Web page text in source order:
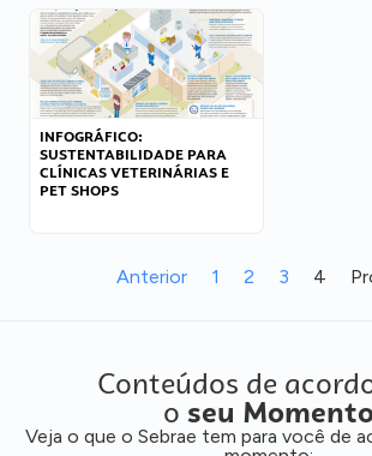
INFOGRÁFICO:
SUSTENTABILIDADE PARA
CLÍNICAS VETERINÁRIAS E
PET SHOPS
Anterior 1 2 3 4
Conteúdos de
o seu
Veja o que o Sebrae tem para você de